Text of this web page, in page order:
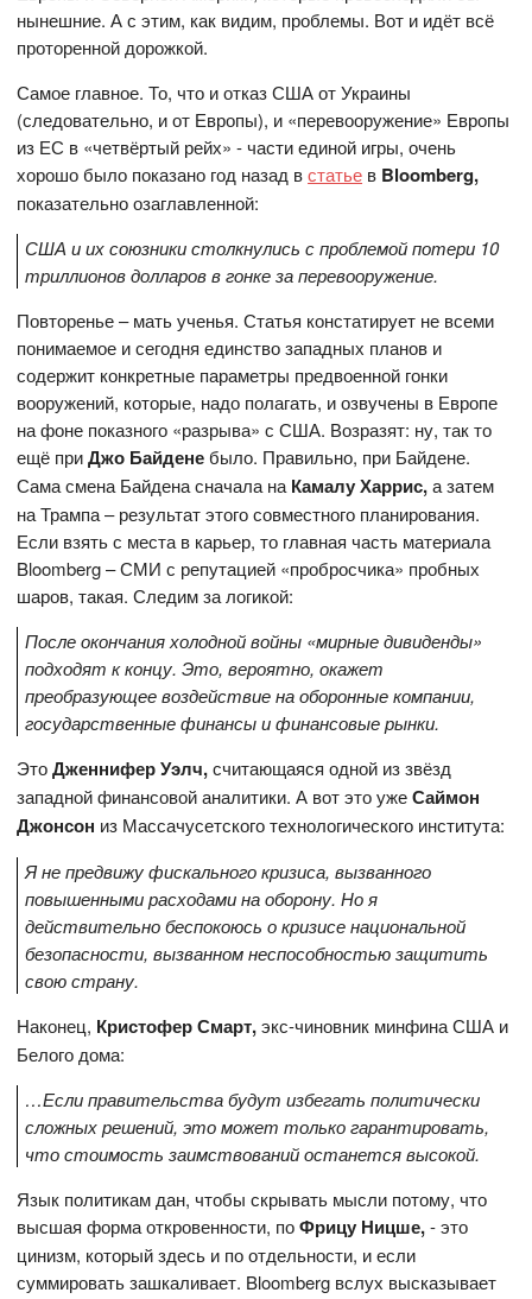
нынешние. А с этим, как видим, проблемы. Вот и идёт всё
проторенной дорожкой.
Самое главное. То, что и отказ США от Украины
(следовательно, и от Европы), и «перевооружение» Европы
из ЕС в «четвёртый рейх» - части единой игры, очень
хорошо было показано год назад встатье в Bloomberg,
показательно озаглавленной:
США и их союзники столкнулись с проблемой потери 10
триллионов долларов в гонке за перевооружение.
Повторенье – мать ученья. Статья констатирует не всеми
понимаемое и сегодня единство западных планов и
содержит конкретные параметры предвоенной гонки
вооружений, которые, надо полагать, и озвучены в Европе
на фоне показного «разрыва» с США. Возразят: ну, так то
ещё приДжо Байденебыло. Правильно, при Байдене.
Сама смена Байдена сначала на Камалу Харрис,а затем
на Трампа – результат этого совместного планирования.
Если взять с места в карьер, то главная часть материала
Bloomberg – СМИ с репутацией «пробросчика» пробных
шаров, такая. Следим за логикой:
После окончания холодной войны «мирные дивиденды»
подходят к концу. Это, вероятно, окажет
преобразующее воздействие на оборонные компании,
государственные финансы и финансовые рынки.
ЭтоДженнифер Уэлч,считающаяся одной из звёзд
западной финансовой аналитики. А вот это ужеСаймон
Джонсон из Массачусетского технологического института:
Я не предвижу фискального кризиса, вызванного
повышенными расходами на оборону. Но я
действительно беспокоюсь о кризисе национальной
безопасности, вызванном неспособностью защитить
свою страну.
Наконец, Кристофер Смарт,экс-чиновник минфина США и
Белого дома:
…Если правительства будут избегать политически
сложных решений, это может только гарантировать,
что стоимость заимствований останется высокой.
Язык политикам дан, чтобы скрывать мысли потому, что
высшая форма откровенности, поФрицу Ницше,- это
цинизм, который здесь и по отдельности, и если
суммировать зашкаливает. Bloomberg вслух высказывает